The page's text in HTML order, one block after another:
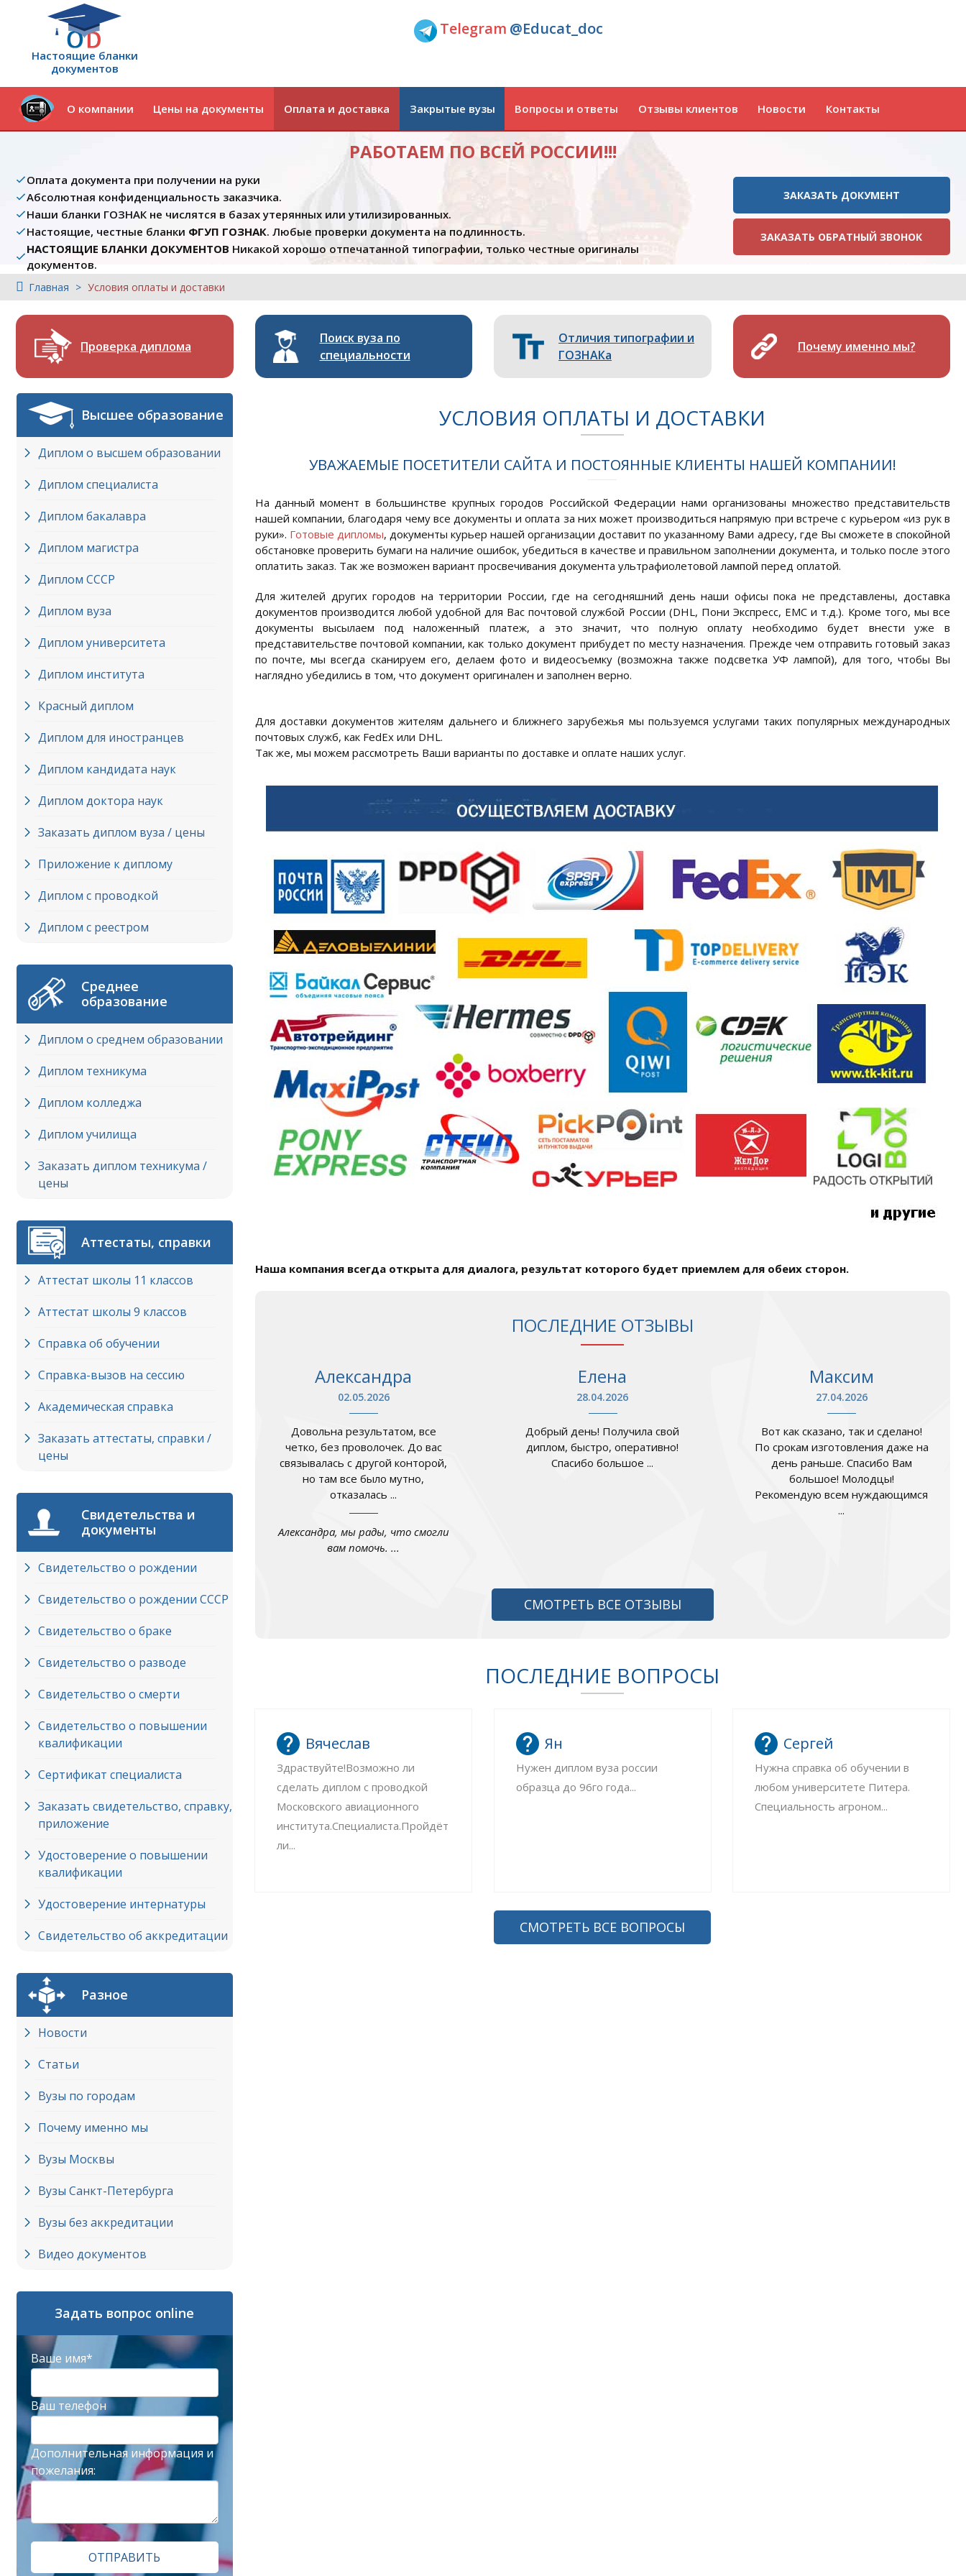
Настоящие бланки
документов
Telegram @Educat_doc
О компании Цены на документы Оплата и доставка Закрытые вузы Вопросы и ответы Отзывы клиентов Новости Контакты
РАБОТАЕМ ПО ВСЕЙ РОССИИ!!!
Оплата документа при получении на руки
Абсолютная конфиденциальность заказчика.
Наши бланки ГОЗНАК не числятся в базах утерянных или утилизированных.
Настоящие, честные бланки ФГУП ГОЗНАК. Любые проверки документа на подлинность.
НАСТОЯЩИЕ БЛАНКИ ДОКУМЕНТОВ Никакой хорошо отпечатанной типографии, только честные оригиналы
документов.
ЗАКАЗАТЬ ДОКУМЕНТ
ЗАКАЗАТЬ ОБРАТНЫЙ ЗВОНОК
Главная Условия оплаты и доставки
Проверка диплома
Поиск вуза по
специальности
Отличия типографии и
ГОЗНАКа
Почему именно мы?
Высшее образование
Диплом о высшем образовании
Диплом специалиста
Диплом бакалавра
Диплом магистра
Диплом СССР
Диплом вуза
Диплом университета
Диплом института
Красный диплом
Диплом для иностранцев
Диплом кандидата наук
Диплом доктора наук
Заказать диплом вуза / цены
Приложение к диплому
Диплом с проводкой
Диплом с реестром
Среднее
образование
Диплом о среднем образовании
Диплом техникума
Диплом колледжа
Диплом училища
Заказать диплом техникума /
цены
Аттестаты, справки
Аттестат школы 11 классов
Аттестат школы 9 классов
Справка об обучении
Справка-вызов на сессию
Академическая справка
Заказать аттестаты, справки /
цены
Свидетельства и
документы
Свидетельство о рождении
Свидетельство о рождении СССР
Свидетельство о браке
Свидетельство о разводе
Свидетельство о смерти
Свидетельство о повышении
квалификации
Сертификат специалиста
Заказать свидетельство, справку,
приложение
Удостоверение о повышении
квалификации
Удостоверение интернатуры
Свидетельство об аккредитации
Разное
Новости
Статьи
Вузы по городам
Почему именно мы
Вузы Москвы
Вузы Cанкт-Петербурга
Вузы без аккредитации
Видео документов
Задать вопрос online
Ваше имя*
Ваш телефон
Дополнительная информация и
пожелания:
ОТПРАВИТЬ
УСЛОВИЯ ОПЛАТЫ И ДОСТАВКИ
УВАЖАЕМЫЕ ПОСЕТИТЕЛИ САЙТА И ПОСТОЯННЫЕ КЛИЕНТЫ НАШЕЙ КОМПАНИИ!
На данный момент в большинстве крупных городов Российской Федерации нами организованы множество представительств
нашей компании, благодаря чему все документы и оплата за них может производиться напрямую при встрече с курьером «из рук в
руки». Готовые дипломы, документы курьер нашей организации доставит по указанному Вами адресу, где Вы сможете в спокойной
обстановке проверить бумаги на наличие ошибок, убедиться в качестве и правильном заполнении документа, и только после этого
оплатить заказ. Так же возможен вариант просвечивания документа ультрафиолетовой лампой перед оплатой.
Для жителей других городов на территории России, где на сегодняшний день наши офисы пока не представлены, доставка
документов производится любой удобной для Вас почтовой службой России (DHL, Пони Экспресс, ЕМС и т.д.). Кроме того, мы все
документы высылаем под наложенный платеж, а это значит, что полную оплату необходимо будет внести уже в
представительстве почтовой компании, как только документ прибудет по месту назначения. Прежде чем отправить готовый заказ
по почте, мы всегда сканируем его, делаем фото и видеосъемку (возможна также подсветка УФ лампой), для того, чтобы Вы
наглядно убедились в том, что документ оригинален и заполнен верно.
Для доставки документов жителям дальнего и ближнего зарубежья мы пользуемся услугами таких популярных международных
почтовых служб, как FedEx или DHL.
Так же, мы можем рассмотреть Ваши варианты по доставке и оплате наших услуг.
Наша компания всегда открыта для диалога, результат которого будет приемлем для обеих сторон.
ПОСЛЕДНИЕ ОТЗЫВЫ
Александра
02.05.2026
Довольна результатом, все
четко, без проволочек. До вас
связывалась с другой конторой,
но там все было мутно,
отказалась ...
Александра, мы рады, что смогли
вам помочь. ...
Елена
28.04.2026
Добрый день! Получила свой
диплом, быстро, оперативно!
Спасибо большое ...
Максим
27.04.2026
Вот как сказано, так и сделано!
По срокам изготовления даже на
день раньше. Спасибо Вам
большое! Молодцы!
Рекомендую всем нуждающимся
...
СМОТРЕТЬ ВСЕ ОТЗЫВЫ
ПОСЛЕДНИЕ ВОПРОСЫ
Вячеслав
Здраствуйте!Возможно ли
сделать диплом с проводкой
Московского авиационного
института.Специалиста.Пройдёт
ли...
Ян
Нужен диплом вуза россии
образца до 96го года...
Сергей
Нужна справка об обучении в
любом университете Питера.
Специальность агроном...
СМОТРЕТЬ ВСЕ ВОПРОСЫ